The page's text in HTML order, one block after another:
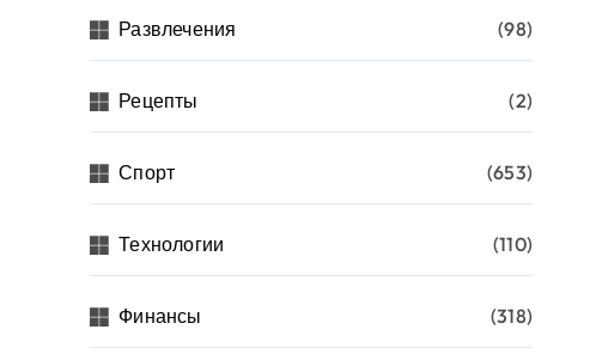
Развлечения (98)
Рецепты (2)
Спорт (653)
Технологии (110)
Финансы (318)